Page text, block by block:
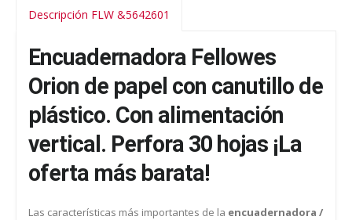
Descripción FLW &5642601
Encuadernadora Fellowes
Orion de papel con canutillo de
plástico. Con alimentación
vertical. Perfora 30 hojas ¡La
oferta más barata!
Las características más importantes de la encuadernadora /